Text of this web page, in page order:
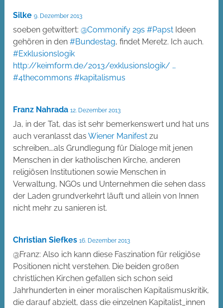
Silke 9. Dezember 2013
soeben getwittert:@Commonify 29s #Papst Ideen
gehören in den#Bundestag, findet Meretz. Ich auch.
#Exklusionslogik
http://keimform.de/2013/exklusionslogik/ …
#4thecommons #kapitalismus
Franz Nahrada 12. Dezember 2013
Ja, in der Tat, das ist sehr bemerkenswert und hat uns
auch veranlasst dasWiener Manifest zu
schreiben….als Grundlegung für Dialoge mit jenen
Menschen in der katholischen Kirche, anderen
religiösen Institutionen sowie Menschen in
Verwaltung, NGOs und Unternehmen die sehen dass
der Laden grundverkehrt läuft und allein von Innen
nicht mehr zu sanieren ist.
Christian Siefkes 16. Dezember 2013
@Franz: Also ich kann diese Faszination für religiöse
Positionen nicht verstehen. Die beiden großen
christlichen Kirchen gefallen sich schon seid
Jahrhunderten in einer moralischen Kapitalismuskritik,
die darauf abzielt, dass die einzelnen Kapitalist_innen